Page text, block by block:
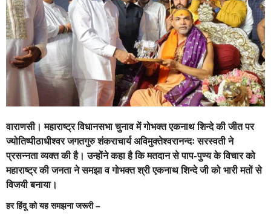
वाराणसी। महाराष्ट्र विधानसभा चुनाव में गोभक्त एकनाथ शिन्दे की जीत पर
ज्योतिष्पीठाधीश्वर जगतगुरु शंकराचार्य अविमुक्तेश्वरानन्दः सरस्वती ने
प्रसन्नता व्यक्त की है। उन्होंने कहा है कि मतदान से पाप-पुण्य के विचार को
महाराष्ट्र की जनता ने समझा व गोभक्त श्री एकनाथ शिन्दे जी को भारी मतों से
विजयी बनाया।
हर हिंदू को यह समझना जरूरी –